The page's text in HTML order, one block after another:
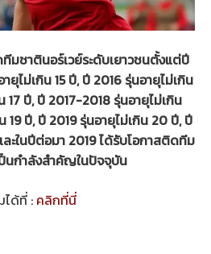
มชาตินอร์เวย์ระดับเยาวชนตั้งแต่ปี
ยุไม่เกิน 15 ปี, ปี 2016 รุ่นอายุไม่เกิน
17 ปี, ปี 2017-2018 รุ่นอายุไม่เกิน
19 ปี, ปี 2019 รุ่นอายุไม่เกิน 20 ปี, ปี
ละในปีต่อมา 2019 ได้รับโอกาสติดทีม
นกำลังสำคัญในปัจจุบัน
ได้ที่ : คลิกที่นี่